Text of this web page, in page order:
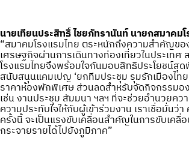
นายเทียนประสิทธิ์ ไชยภัทรานันท์ นายกสมาคม
“สมาคมโรงแรมไทย ตระหนักถึงความสำคัญข
เศรษฐกิจผ่านการเดินทางท่องเที่ยวในประเท
โรงแรมไทยจึงพร้อมใจกันมอบสิทธิประโยชน์สุ
สนับสนุนแคมเปญ ‘ยกทีมประชุม รุมรักเมืองไทย
ราคาห้องพักพิเศษ ส่วนลดสำหรับจัดกิจกรรมอ
เช่น งานประชุม สัมมนา ฯลฯ ที่จะช่วยอำนวยคว
ความประทับใจให้กับผู้เข้าร่วมงาน เราเชื่อมั่นว่
ครั้งนี้ จะเป็นแรงขับเคลื่อนสำคัญในการขับเคลื่
กระจายรายได้ไปยังภูมิภาค”